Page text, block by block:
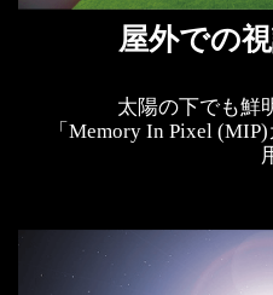
屋外での
太陽の下でも鮮
「Memory In Pixel